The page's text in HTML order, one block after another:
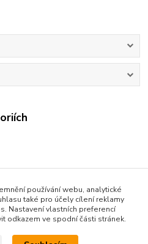
používání webu, analytické
také pro účely cílení reklamy
Nastavení vlastních preferencí
odkazem ve spodní části stránek.